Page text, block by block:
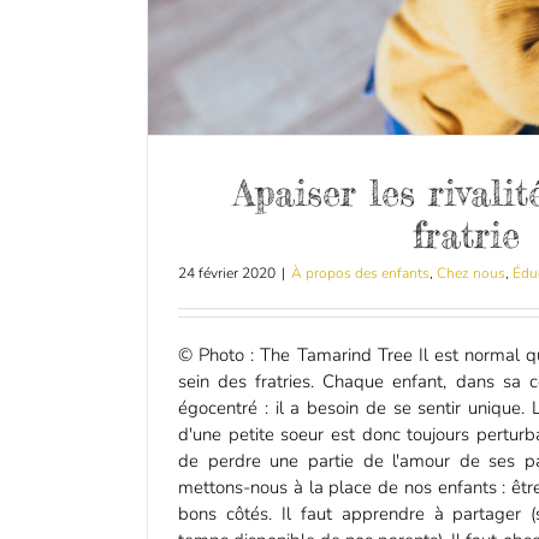
Apaiser les
fratrie
24 février 2020 | À propos des enfants, Chez nous,
© Photo : The Tamarind Tree Il est normal
sein des fratries. Chaque enfant, dans sa
égocentré : il a besoin de se sentir unique.
d'une petite soeur est donc toujours
de perdre une partie de l'amour de ses
mettons-nous à la place de nos enfants :
bons côtés. Il faut apprendre à partager